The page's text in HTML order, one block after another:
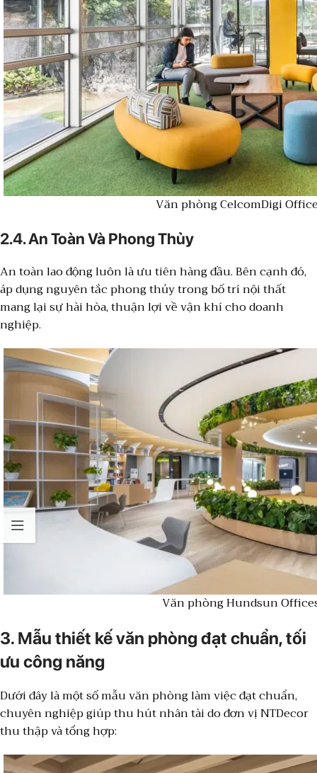
Văn phòng CelcomDigi
2.4. An Toàn Và Phong Thủy
An toàn lao động luôn là ưu tiên hàng đầu. Bên cạnh đó,
áp dụng nguyên tắc phong thủy trong bố trí nội thất
mang lại sự hài hòa, thuận lợi về vận khí cho doanh
nghiệp.
Văn phòng Hundsun
3. Mẫu thiết kế văn phòng đạt chuẩn, tối
ưu công năng
Dưới đây là một số mẫu văn phòng làm việc đạt chuẩn,
chuyên nghiệp giúp thu hút nhân tài do đơn vị NTDecor
thu thập và tổng hợp: